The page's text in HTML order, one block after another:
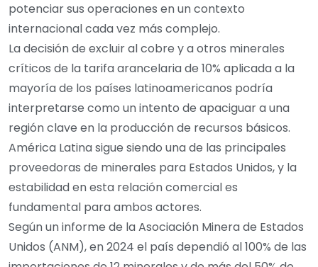
potenciar sus operaciones en un contexto
internacional cada vez más complejo.
La decisión de excluir al cobre y a otros minerales
críticos de la tarifa arancelaria de 10% aplicada a la
mayoría de los países latinoamericanos podría
interpretarse como un intento de apaciguar a una
región clave en la producción de recursos básicos.
América Latina sigue siendo una de las principales
proveedoras de minerales para Estados Unidos, y la
estabilidad en esta relación comercial es
fundamental para ambos actores.
Según un informe de la Asociación Minera de Estados
Unidos (ANM), en 2024 el país dependió al 100% de las